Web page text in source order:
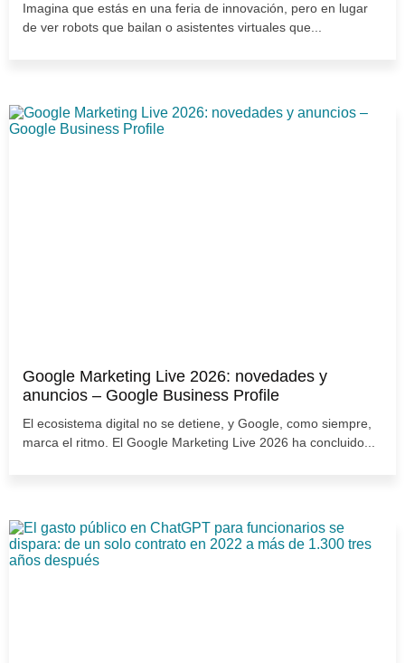
Imagina que estás en una feria de innovación, pero en lugar
de ver robots que bailan o asistentes virtuales que...
Google Marketing Live 2026: novedades y
anuncios – Google Business Profile
El ecosistema digital no se detiene, y Google, como siempre,
marca el ritmo. El Google Marketing Live 2026 ha concluido...